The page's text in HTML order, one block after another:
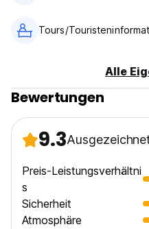
Tours/
Alle
Bewertungen
9.3
Preis-Leistungsverhältni
s
Sicherheit
Atmosphäre